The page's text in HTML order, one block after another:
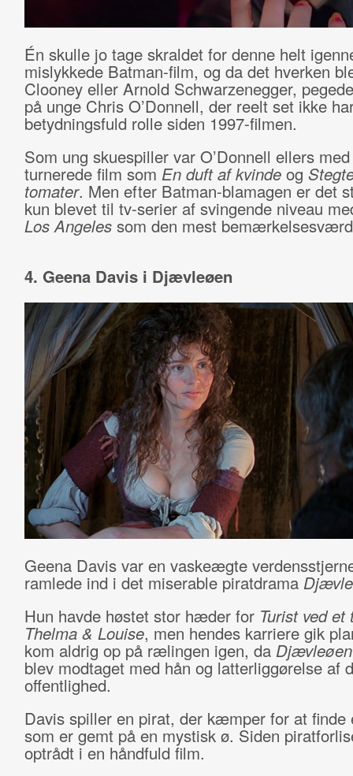
Én skulle jo tage skraldet for denne helt
mislykkede Batman-film, og da det hverken
Clooney eller Arnold Schwarzenegger,
på unge Chris O’Donnell, der reelt set ikke
betydningsfuld rolle siden 1997-filmen.
Som ung skuespiller var O’Donnell ellers
turnerede film som En duft af kvinde og
tomater. Men efter Batman-blamagen er det
kun blevet til tv-serier af svingende niveau
Los Angelessom den mest
4. Geena Davis i Djævleøen
Geena Davis var en vaskeægte
ramlede ind i det miserable piratdrama
Hun havde høstet stor hæder for Turist ved
Thelma & Louise, men hendes karriere gik
kom aldrig op på rælingen igen, da Djævleøen
blev modtaget med hån og latterliggørelse af
offentlighed.
Davis spiller en pirat, der kæmper for at finde
som er gemt på en mystisk ø. Siden
optrådt i en håndfuld film.